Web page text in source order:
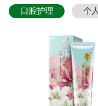
口腔护理 个